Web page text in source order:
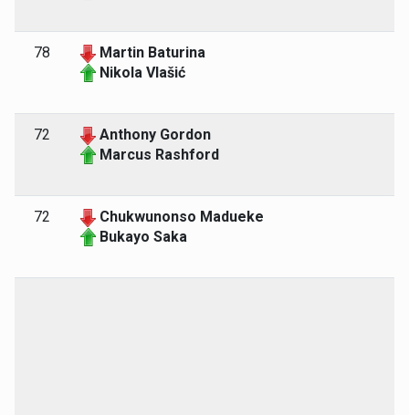
78
Martin Baturina
Nikola Vlašić
72
Anthony Gordon
Marcus Rashford
72
Chukwunonso Madueke
Bukayo Saka